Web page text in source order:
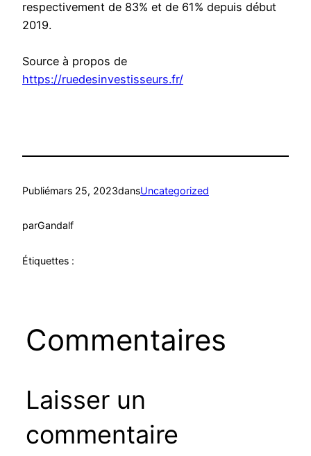
respectivement de 83% et de 61% depuis début
2019.
Source à propos de
https://ruedesinvestisseurs.fr/
Publiémars 25, 2023dansUncategorized
parGandalf
Étiquettes :
Commentaires
Laisser un
commentaire